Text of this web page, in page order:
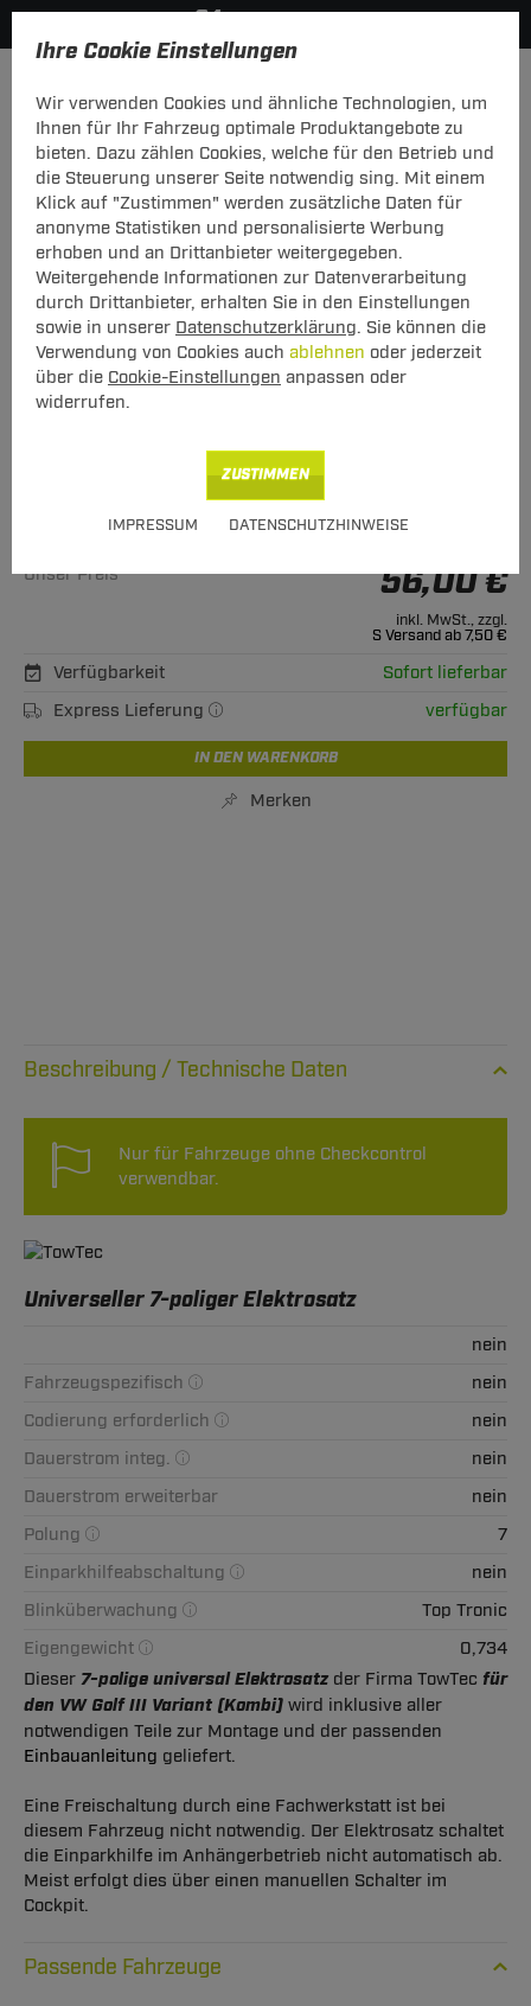
Ihre Cookie Einstellungen
Wir verwenden Cookies und ähnliche Technologien, um
Ihnen für Ihr Fahrzeug optimale Produktangebote zu
bieten. Dazu zählen Cookies, welche für den Betrieb und
die Steuerung unserer Seite notwendig sing. Mit einem
Klick auf "Zustimmen" werden zusätzliche Daten für
anonyme Statistiken und personalisierte Werbung
erhoben und an Drittanbieter weitergegeben.
Weitergehende Informationen zur Datenverarbeitung
durch Drittanbieter, erhalten Sie in den Einstellungen
sowie in unserer Datenschutzerklärung. Sie können die
Verwendung von Cookies auch ablehnen oder jederzeit
über die Cookie-Einstellungen anpassen oder
widerrufen.
IMPRESSUM DATENSCHUTZHINWEISE
ZUSTIMMEN
Hier geht's zur Fahrzeugübersicht: VW Golf III Variant (Kombi)
Neu
Elektrosatz 7-pol. von TowTec: VW Golf
III Variant (Kombi) Typ 1H5
Universeller 7-poliger Elektrosatz
Art.-Nr.
Alle passenden Modelle
Unser Preis
56,00 €
inkl. MwSt., zzgl.
S Versand ab 7,50 €
Verfügbarkeit
Sofort lieferbar
Express Lieferung
verfügbar
IN DEN WARENKORB
Merken
Technische Daten
Nur für Fahrzeuge ohne Checkcontrol
verwendbar.
Universeller 7-poliger Elektrosatz
nein
Fahrzeugspezifisch
nein
Codierung erforderlich
nein
Dauerstrom integ.
nein
Dauerstrom erweiterbar
nein
Polung
7
Einparkhilfeabschaltung
nein
Blinküberwachung
Top Tronic
Eigengewicht
0,734
Dieser 7-polige universal Elektrosatz der Firma TowTec für
den VW Golf III Variant (Kombi) wird inklusive aller
notwendigen Teile zur Montage und der passenden
Einbauanleitung geliefert.
Eine Freischaltung durch eine Fachwerkstatt ist bei
diesem Fahrzeug nicht notwendig. Der Elektrosatz schaltet
die Einparkhilfe im Anhängerbetrieb nicht automatisch ab.
Meist erfolgt dies über einen manuellen Schalter im
Cockpit.
Passende Fahrzeuge